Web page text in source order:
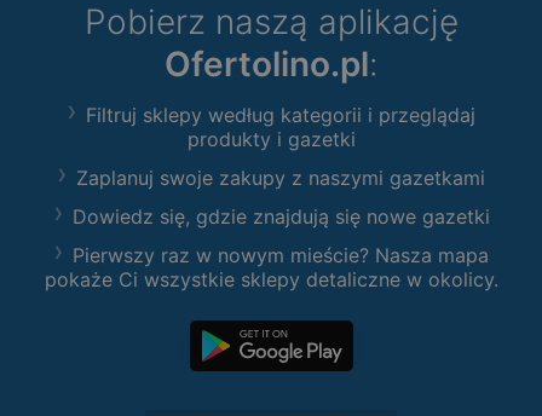
Pobierz naszą aplikację
Ofertolino.pl:
Filtruj sklepy według kategorii i przeglądaj
produkty i gazetki
Zaplanuj swoje zakupy z naszymi gazetkami
Dowiedz się, gdzie znajdują się nowe gazetki
Pierwszy raz w nowym mieście? Nasza mapa
pokaże Ci wszystkie sklepy detaliczne w okolicy.